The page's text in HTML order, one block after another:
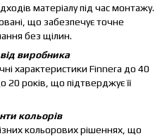
матеріалу під час монтажу.
що забезпечує точне
без щілин.
від виробника
характеристики Finnera до 40
20 років, що підтверджує її
кольорів
кольорових рішеннях, що